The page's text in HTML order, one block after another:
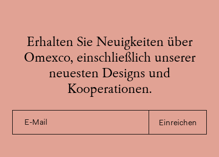
Erhalten Sie Neuigkeiten über
Omexco, einschließlich unserer
neuesten Designs und
Kooperationen.
E-Mail Einreichen